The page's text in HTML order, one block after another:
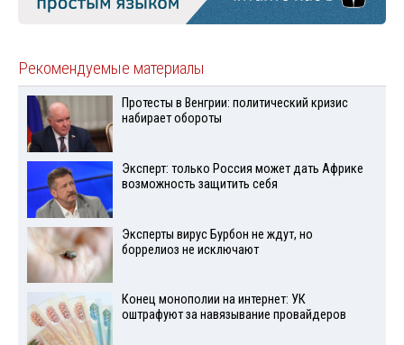
Рекомендуемые материалы
Протесты в Венгрии: политический кризис
набирает обороты
Эксперт: только Россия может дать Африке
возможность защитить себя
Эксперты вирус Бурбон не ждут, но
боррелиоз не исключают
Конец монополии на интернет: УК
оштрафуют за навязывание провайдеров